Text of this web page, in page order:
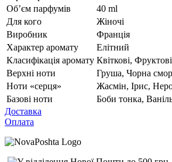
Обʼєм парфумів
40 ml
Для кого
Жіночі
Виробник
Франція
Характер аромату
Елітний
Класифікація аромату Квіткові, Фруктові
Верхні ноти
Груша, Чорна
Ноти «серця»
Жасмін, Ірис,
Базові ноти
Боби тонка,
Доставка
Оплата